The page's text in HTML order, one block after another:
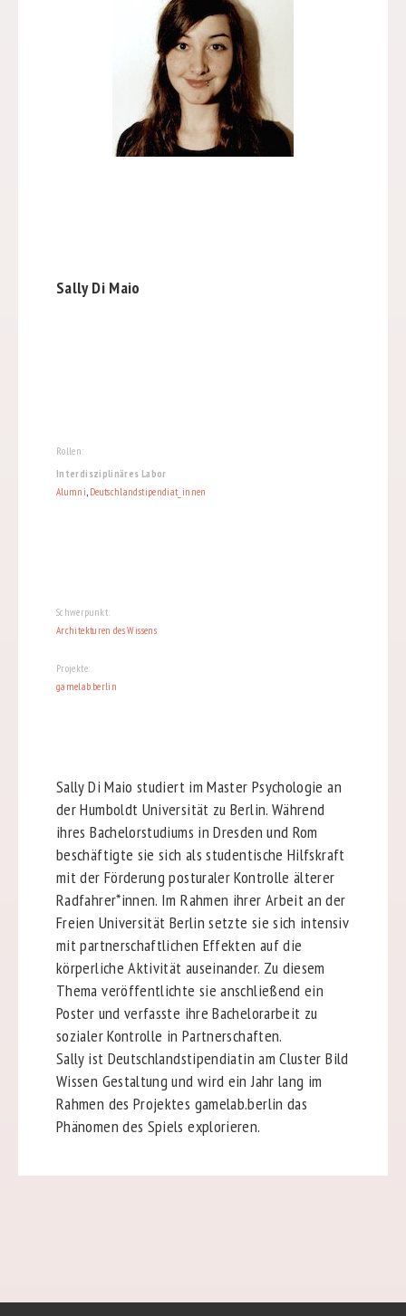
Sally Di Maio
Rollen:
Interdisziplinäres Labor
Alumni, Deutschlandstipendiat_innen
Schwerpunkt:
Architekturen des Wissens
Projekte:
gamelab.berlin
Sally Di Maio studiert im Master Psychologie an
der Humboldt Universität zu Berlin. Während
ihres Bachelorstudiums in Dresden und Rom
beschäftigte sie sich als studentische Hilfskraft
mit der Förderung posturaler Kontrolle älterer
Radfahrer*innen. Im Rahmen ihrer Arbeit an der
Freien Universität Berlin setzte sie sich intensiv
mit partnerschaftlichen Effekten auf die
körperliche Aktivität auseinander. Zu diesem
Thema veröffentlichte sie anschließend ein
Poster und verfasste ihre Bachelorarbeit zu
sozialer Kontrolle in Partnerschaften.
Sally ist Deutschlandstipendiatin am Cluster Bild
Wissen Gestaltung und wird ein Jahr lang im
Rahmen des Projektes gamelab.berlin das
Phänomen des Spiels explorieren.